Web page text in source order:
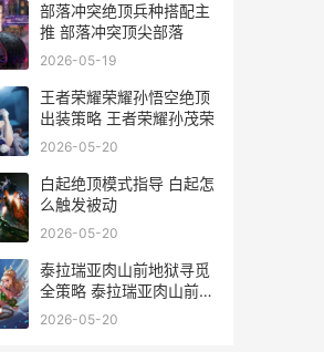
部落冲突绝顶兵种搭配主
推 部落冲突顶尖部落
2026-05-19
王者荣耀荣耀孙悟空绝顶
出装策略 王者荣耀孙茂荣
2026-05-20
白起绝顶模式指导 白起怎
么触发被动
2026-05-20
泰拉瑞亚肉山前地狱寻觅
全策略 泰拉瑞亚肉山前置
条件
2026-05-20